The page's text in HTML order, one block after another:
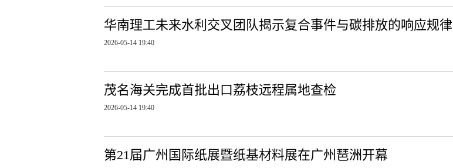
华南理工未来水利交叉团队揭示复合事件与碳排放的响应规律
2026-05-14 19:40
茂名海关完成首批出口荔枝远程属地查检
2026-05-14 19:40
第21届广州国际纸展暨纸基材料展在广州琶洲开幕